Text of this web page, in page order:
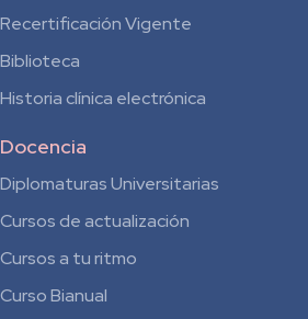
Recertificación Vigente
Biblioteca
Historia clínica electrónica
Docencia
Diplomaturas Universitarias
Cursos de actualización
Cursos a tu ritmo
Curso Bianual